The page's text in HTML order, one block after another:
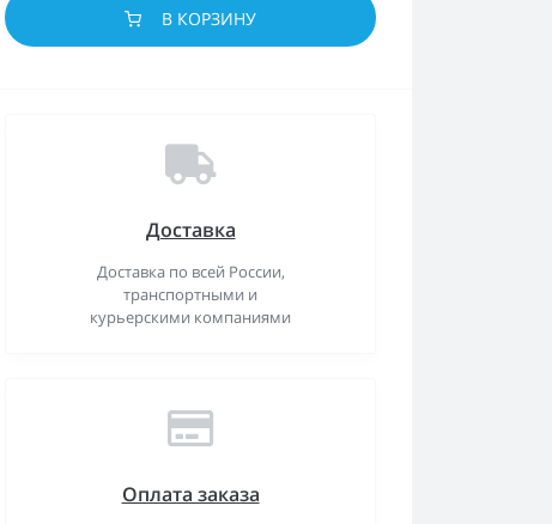
В КОРЗИНУ
Доставка
Доставка по всей России,
транспортными и
курьерскими компаниями
Оплата заказа